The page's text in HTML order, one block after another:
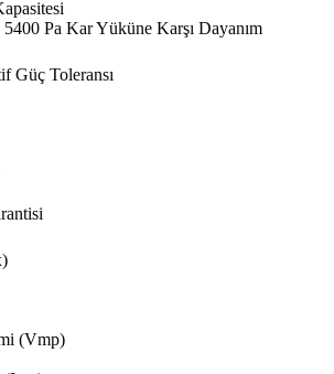
Pa Kar Yüküne Karşı Dayanım
Güç Toleransı
(Vmp)